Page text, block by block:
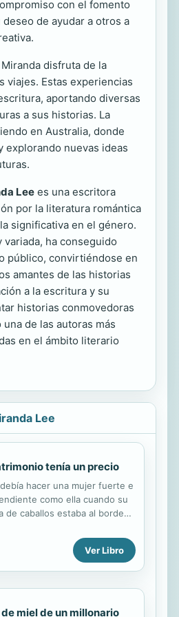
con el fomento
de ayudar a otros a
disfruta de la
viajes. Estas experiencias
aportando diversas
a sus historias. La
en Australia, donde
explorando nuevas ideas
Lee es una escritora
por la literatura romántica
significativa en el género.
variada, ha conseguido
público, convirtiéndose en
amantes de las historias
a la escritura y su
historias conmovedoras
de las autoras más
en el ámbito literario
Lee
tenía un precio
hacer una mujer fuerte e
como ella cuando su
de caballos estaba al borde
jamás! Lo que hizo Courtney fue
rumbo a Sidney en busca de
que conocía al hombre ideal
Ver Libro
de miel de un millonario